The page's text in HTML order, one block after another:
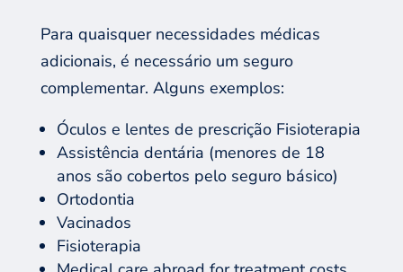
Para quaisquer necessidades médicas
adicionais, é necessário um seguro
complementar. Alguns exemplos:
Óculos e lentes de prescrição Fisioterapia
Assistência dentária (menores de 18
anos são cobertos pelo seguro básico)
Ortodontia
Vacinados
Fisioterapia